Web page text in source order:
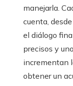
manejarla.
cuenta,
el diálogo
precisos y
incrementan
obtener un